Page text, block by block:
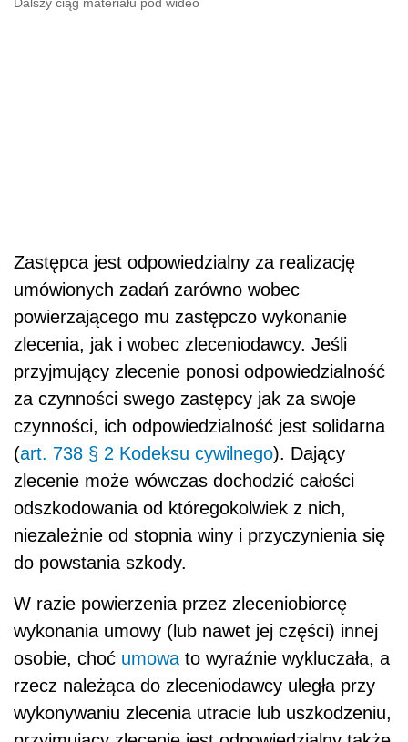
Zastępca jest odpowiedzialny za realizację
umówionych zadań zarówno wobec
powierzającego mu zastępczo wykonanie
zlecenia, jak i wobec zleceniodawcy. Jeśli
przyjmujący zlecenie ponosi odpowiedzialność
za czynności swego zastępcy jak za swoje
czynności, ich odpowiedzialność jest solidarna
(art. 738 § 2 Kodeksu cywilnego). Dający
zlecenie może wówczas dochodzić całości
odszkodowania od któregokolwiek z nich,
niezależnie od stopnia winy i przyczynienia się
do powstania szkody.
W razie powierzenia przez zleceniobiorcę
wykonania umowy (lub nawet jej części) innej
osobie, choć umowa to wyraźnie wykluczała, a
rzecz należąca do zleceniodawcy uległa przy
wykonywaniu zlecenia utracie lub uszkodzeniu,